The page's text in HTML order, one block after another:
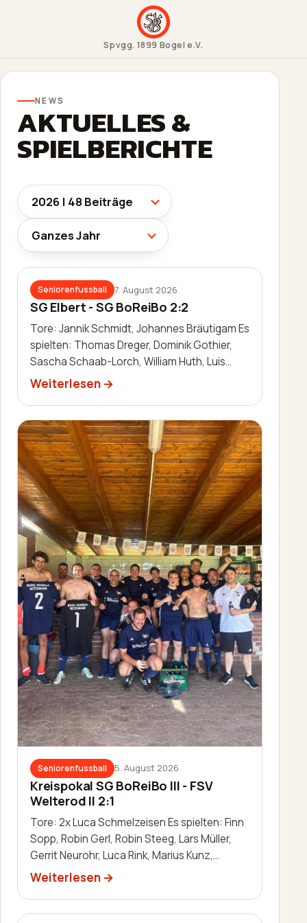
Spvgg. 1899 Bogel e.V.
NEWS
AKTUELLES &
SPIELBERICHTE
Seniorenfussball 7. August 2026
SG Elbert - SG BoReiBo 2:2
Tore: Jannik Schmidt, Johannes Bräutigam Es
spielten: Thomas Dreger, Dominik Gothier,
Sascha Schaab-Lorch, William Huth, Luis
Becker, Robin Zimmermann, Nils Bai…
Weiterlesen
Seniorenfussball 5. August 2026
Kreispokal SG BoReiBo III - FSV
Welterod II 2:1
Tore: 2x Luca Schmelzeisen Es spielten: Finn
Sopp, Robin Gerl, Robin Steeg, Lars Müller,
Gerrit Neurohr, Luca Rink, Marius Kunz,
Manuel Häuser, Lukas Schleis,…
Weiterlesen